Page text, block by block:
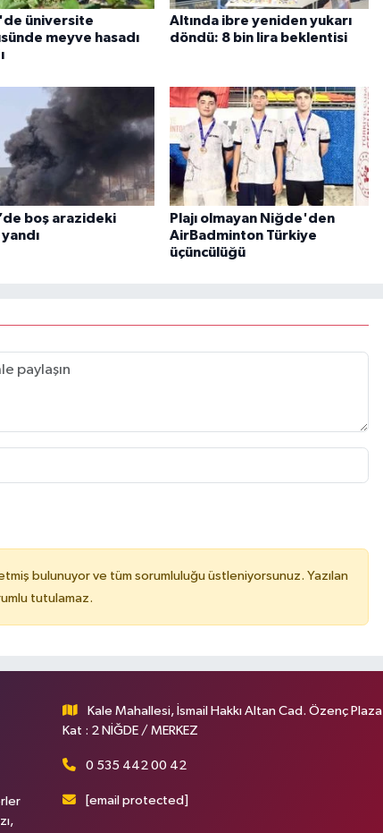
üniversite
meyve hasadı
Altında ibre yeniden yukarı
döndü: 8 bin lira beklentisi
boş arazideki
Plajı olmayan Niğde'den
AirBadminton Türkiye
üçüncülüğü
bulunuyor ve tüm sorumluluğu üstleniyorsunuz. Yazılan
tutulamaz.
Kale Mahallesi, İsmail Hakkı Altan Cad. Özenç Plaza
Kat : 2 NİĞDE / MERKEZ
0 535 442 00 42
[email protected]